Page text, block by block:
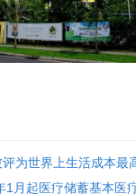
评为世界上生活成本最
1月起医疗储蓄基本医